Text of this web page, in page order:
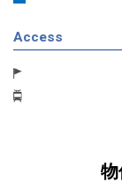
Access